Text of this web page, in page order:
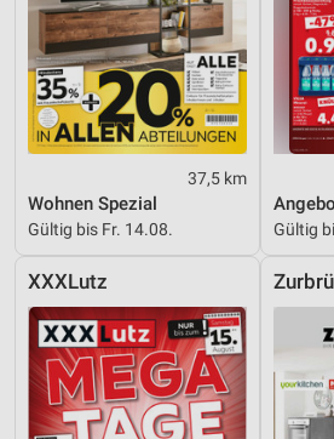
37,5 km
Wohnen Spezial
Gültig bis Fr. 14.08. Gültig
XXXLutz
Partnerliste anzeigen (1 IAB-Anbieter)
Wir nutzen Ihre Daten für folgende Zwecke:
IAB-Verarbeitungszwecke:
Speichern von oder Zugriff auf
auf einem Endgerät
Verwendung reduzierter Daten zur
Werbeanzeigen
Werbung
Verwendung von Profilen zur Auswahl
personalisierter Werbung
Erstellung von Profilen zur
von Inhalten